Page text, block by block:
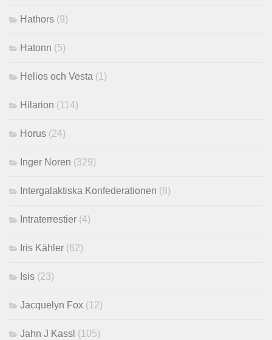
Hathors (9)
Hatonn (5)
Helios och Vesta (1)
Hilarion (114)
Horus (24)
Inger Noren (329)
Intergalaktiska Konfederationen (8)
Intraterrestier (4)
Iris Kähler (62)
Isis (23)
Jacquelyn Fox (12)
Jahn J Kassl (105)